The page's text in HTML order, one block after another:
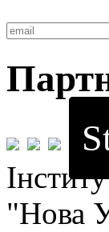
"Нова